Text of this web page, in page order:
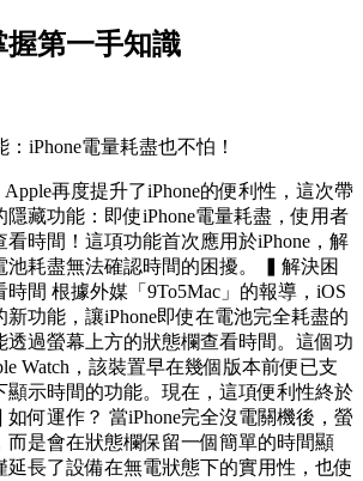
第一手知識
iPhone電量耗盡也不怕！
再度提升了iPhone的便利性，這次帶
藏功能：即使iPhone電量耗盡，使用者
時間！這項功能首次應用於iPhone，解
池耗盡無法確認時間的困擾。 ▍解決困
間 根據外媒「9To5Mac」的報導，iOS
新功能，讓iPhone即使在電池完全耗盡的
透過螢幕上方的狀態欄查看時間。這個功
Watch，該裝置早在幾個版本前便已支
顯示時間的功能。現在，這項便利性終於
何運作？ 當iPhone完全沒電關機後，螢
而是會在狀態欄保留一個簡單的時間顯
延長了設備在無電狀態下的實用性，也使